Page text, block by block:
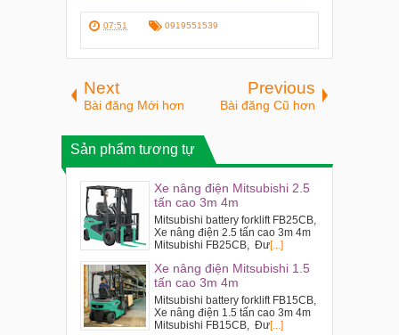
07:51 0919551539
Next
Bài đăng Mới hơn
Previous
Bài đăng Cũ hơn
Sản phẩm tương tự
Xe nâng điện Mitsubishi 2.5
tấn cao 3m 4m
Mitsubishi battery forklift FB25CB,
Xe nâng điện 2.5 tấn cao 3m 4m
Mitsubishi FB25CB, Đư[...]
Xe nâng điện Mitsubishi 1.5
tấn cao 3m 4m
Mitsubishi battery forklift FB15CB,
Xe nâng điện 1.5 tấn cao 3m 4m
Mitsubishi FB15CB, Đư[...]